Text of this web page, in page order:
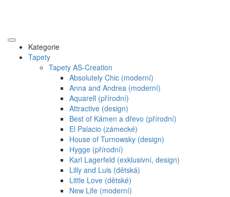
Kategorie
Tapety
Tapety AS-Creation
Absolutely Chic (moderní)
Anna and Andrea (moderní)
Aquarell (přírodní)
Attractive (design)
Best of Kámen a dřevo (přírodní)
El Palacio (zámecké)
House of Turnowsky (design)
Hygge (přírodní)
Karl Lagerfeld (exklusivní, design)
Lilly and Luis (dětská)
Little Love (dětské)
New Life (moderní)